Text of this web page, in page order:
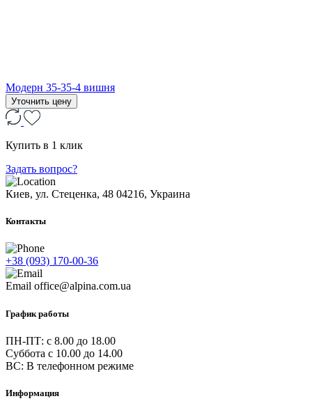
Модерн 35-35-4 вишня
Уточнить цену
Купить в 1 клик
Задать вопрос?
Киев, ул. Стеценка, 48 04216, Украина
Контакты
+38 (093) 170-00-36
Email office@alpina.com.ua
График работы
ПН-ПТ: c 8.00 до 18.00
Суббота с 10.00 до 14.00
ВС: В телефонном режиме
Информация